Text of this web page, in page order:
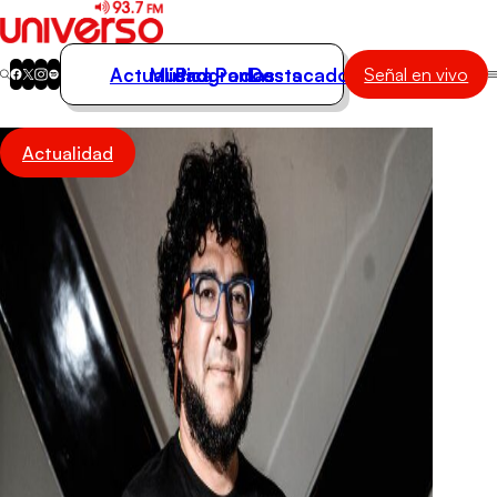
Actualidad
Música
Programas
Podcasts
Destacados
Actualidad
Música
Programas
Podcasts
Destacados Señal en vivo
Actualidad